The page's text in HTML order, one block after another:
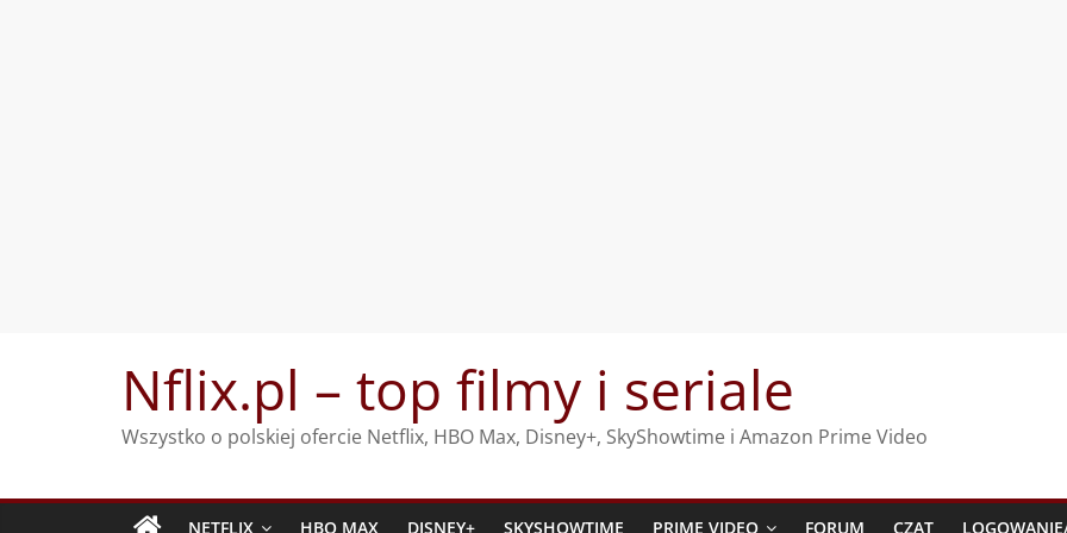
Nflix.pl – top filmy i seriale
Wszystko o polskiej ofercie Netflix, HBO Max, Disney+, SkyShowtime i Amazon Prime Video
NETFLIX HBO MAX DISNEY+ SKYSHOWTIME PRIME VIDEO FORUM CZAT